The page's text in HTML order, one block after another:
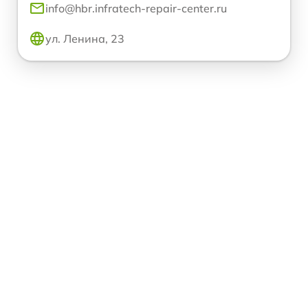
info@hbr.infratech-repair-center.ru
ул. Ленина, 23